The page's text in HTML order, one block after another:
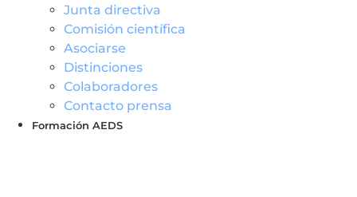
Junta directiva
Comisión científica
Asociarse
Distinciones
Colaboradores
Contacto prensa
Formación AEDS